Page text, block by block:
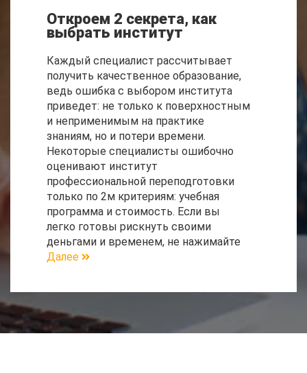
Откроем 2 секрета, как
выбрать институт
Каждый специалист рассчитывает
получить качественное образование,
ведь ошибка с выбором института
приведет: не только к поверхностным
и неприменимым на практике
знаниям, но и потери времени.
Некоторые специалисты ошибочно
оценивают институт
профессиональной переподготовки
только по 2м критериям: учебная
программа и стоимость. Если вы
легко готовы рискнуть своими
деньгами и временем, не нажимайте
Далее